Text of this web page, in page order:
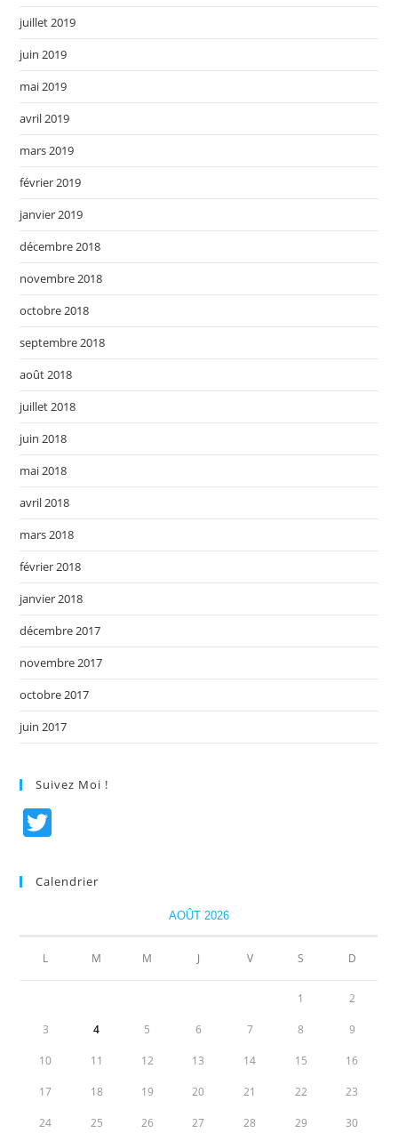
juillet 2019
juin 2019
mai 2019
avril 2019
mars 2019
février 2019
janvier 2019
décembre 2018
novembre 2018
octobre 2018
septembre 2018
août 2018
juillet 2018
juin 2018
mai 2018
avril 2018
mars 2018
février 2018
janvier 2018
décembre 2017
novembre 2017
octobre 2017
juin 2017
Suivez Moi !
itt
Calendrier
AOÛT 2026
L M M J V S D
1 2
3 4 5 6 7 8 9
10 11 12 13 14 15 16
17 18 19 20 21 22 23
24 25 26 27 28 29 30